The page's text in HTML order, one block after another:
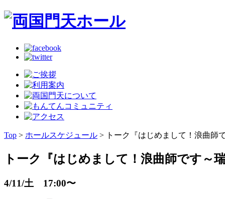
Top > ホールスケジュール > トーク『はじめまして！浪曲師
トーク『はじめまして！浪曲師です～
4/11/土 17:00〜